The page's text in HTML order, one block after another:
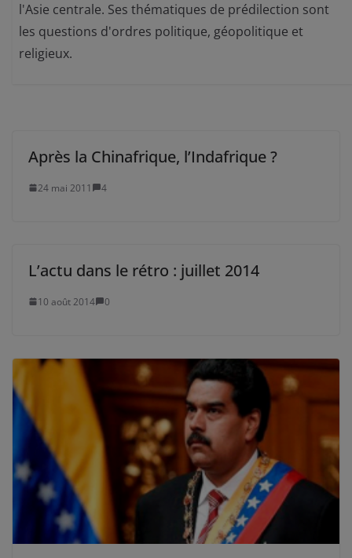
l'Asie centrale. Ses thématiques de prédilection sont
les questions d'ordres politique, géopolitique et
religieux.
Après la Chinafrique, l’Indafrique ?
24 mai 2011 4
L’actu dans le rétro : juillet 2014
10 août 2014 0